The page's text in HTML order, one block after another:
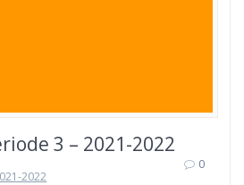
3 – 2021-2022
2022
0